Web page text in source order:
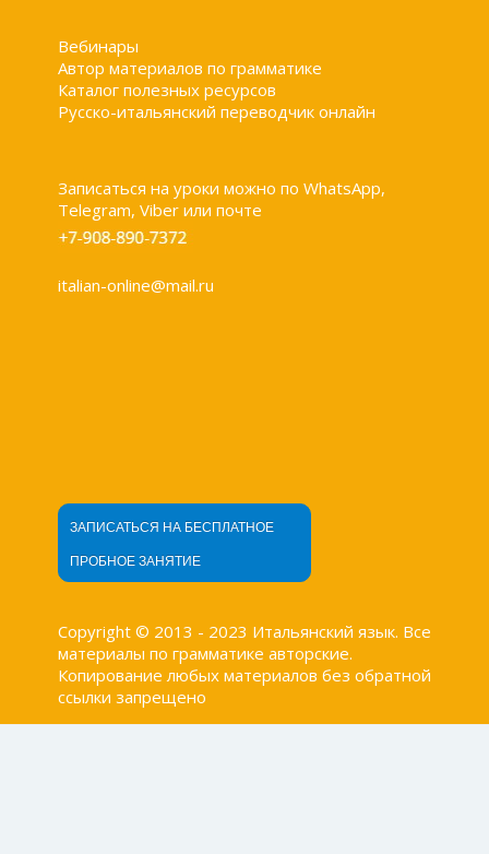
Вебинары
Автор материалов по грамматике
Каталог полезных ресурсов
Русско-итальянский переводчик онлайн
Записаться на уроки можно по WhatsApp,
Telegram, Viber или почте
italian-online@mail.ru
ЗАПИСАТЬСЯ НА БЕСПЛАТНОЕ
ПРОБНОЕ ЗАНЯТИЕ
Copyright © 2013 - 2023 Итальянский язык. Все
материалы по грамматике авторские.
Копирование любых материалов без обратной
ссылки запрещено